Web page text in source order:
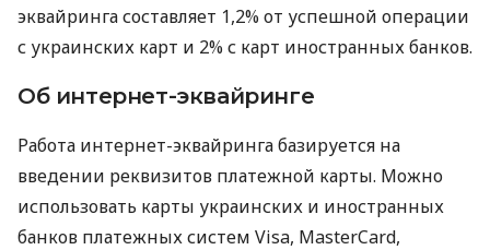
эквайринга составляет 1,2% от успешной операции
с украинских карт и 2% с карт иностранных банков.
Об интернет-эквайринге
Работа интернет-эквайринга базируется на
введении реквизитов платежной карты. Можно
использовать карты украинских и иностранных
банков платежных систем Visa, MasterCard,